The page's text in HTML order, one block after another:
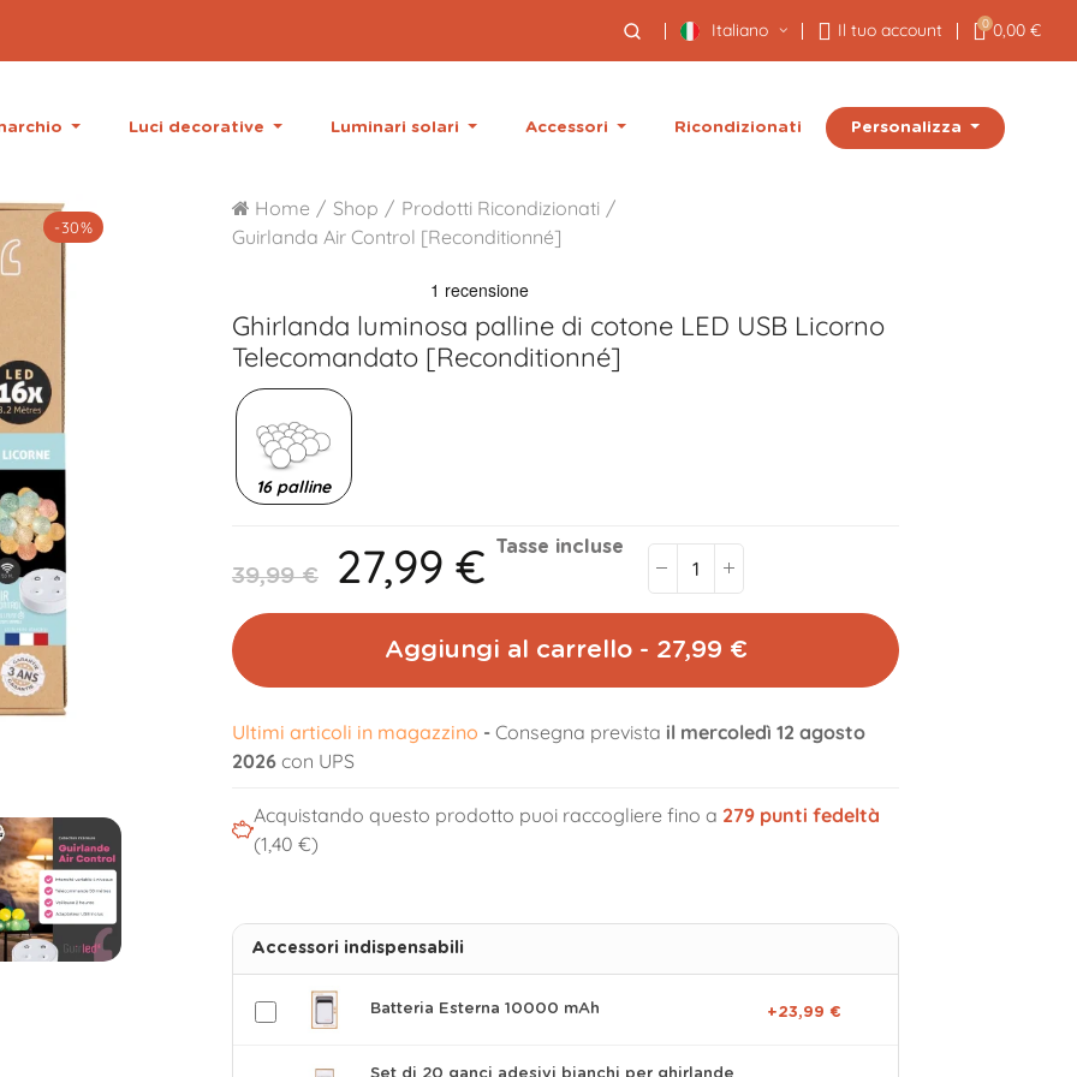
Italiano Il tuo account 0 0,00 €
Luci decorative Luminari solari Accessori Ricondizionati Personalizza
-30%
Home Shop
Prodotti Ricondizionati
Guirlanda Air Control [Reconditionné]
Ghirlanda luminosa palline di cotone LED USBLicorno
Telecomandato [Reconditionné]
16 palline
39,99 € 27,99 € Tasse incluse
Aggiungi al carrello - 27,99 €
Ultimi articoli in magazzino - Consegna prevista il mercoledì 12 agosto
2026 con UPS
Acquistando questo prodotto puoi raccogliere fino a 279 punti fedeltà
(1,40 €)
Accessori indispensabili
Batteria Esterna 10000 mAh +23,99 €